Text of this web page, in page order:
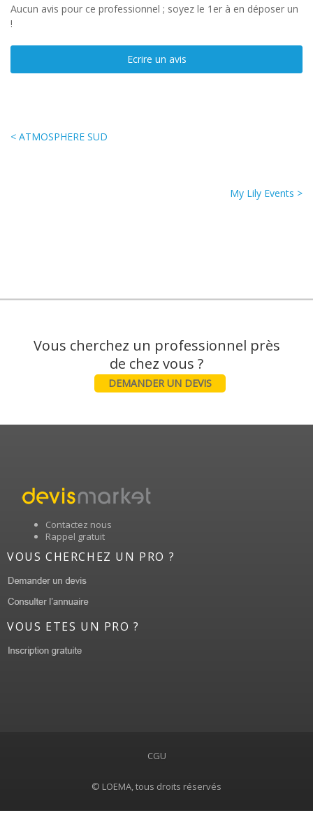
Aucun avis pour ce professionnel ; soyez le 1er à en déposer un
!
Ecrire un avis
< ATMOSPHERE SUD
My Lily Events >
Vous cherchez un professionnel près
DEMANDER UN DEVIS
Contactez nous
Rappel gratuit
VOUS CHERCHEZ UN PRO ?
VOUS ETES UN PRO ?
CGU
© LOEMA, tous droits réservés